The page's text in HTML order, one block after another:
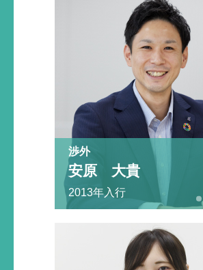
渉外
安原 大貴
2013年入行